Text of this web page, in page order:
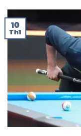
10
Th1